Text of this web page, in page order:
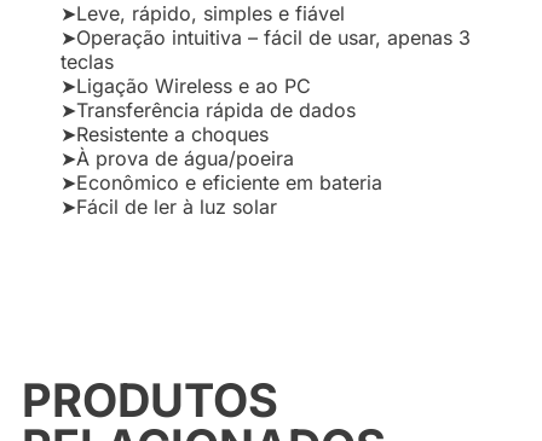
➤Leve, rápido, simples e fiável
➤Operação intuitiva – fácil de usar, apenas 3
teclas
➤Ligação Wireless e ao PC
➤Transferência rápida de dados
➤Resistente a choques
➤À prova de água/poeira
➤Econômico e eficiente em bateria
➤Fácil de ler à luz solar
PRODUTOS